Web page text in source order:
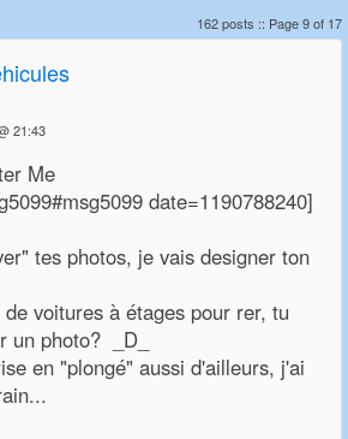
162 posts :: Page 9 of 17
21:43
Me
date=1190788240]
tes photos, je vais designer ton
voitures à étages pour rer, tu
un photo? _D_
en "plongé" aussi d'ailleurs, j'ai